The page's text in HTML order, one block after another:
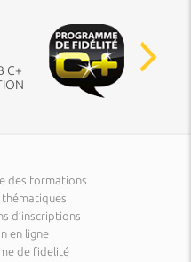
C+
des formations
thématiques
d’inscriptions
en ligne
de fidelité